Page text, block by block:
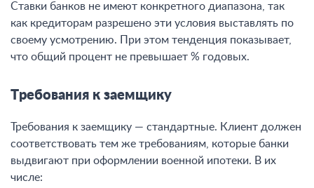
Ставки банков не имеют конкретного диапазона, так
как кредиторам разрешено эти условия выставлять по
своему усмотрению. При этом тенденция показывает,
что общий процент не превышает % годовых.
Требования к заемщику
Требования к заемщику — стандартные. Клиент должен
соответствовать тем же требованиям, которые банки
выдвигают при оформлении военной ипотеки. В их
числе: